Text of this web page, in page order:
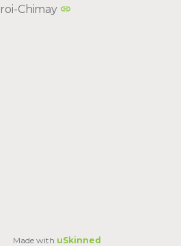
Chimay
Made with uSkinned